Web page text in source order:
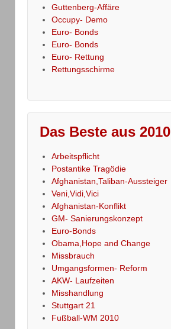
Guttenberg-Affäre
Occupy- Demo
Euro- Bonds
Euro- Bonds
Euro- Rettung
Rettungsschirme
Das Beste aus 2010
Arbeitspflicht
Postantike Tragödie
Afghanistan,Taliban-Aussteiger
Veni,Vidi,Vici
Afghanistan-Konflikt
GM- Sanierungskonzept
Euro-Bonds
Obama,Hope and Change
Missbrauch
Umgangsformen- Reform
AKW- Laufzeiten
Misshandlung
Stuttgart 21
Fußball-WM 2010